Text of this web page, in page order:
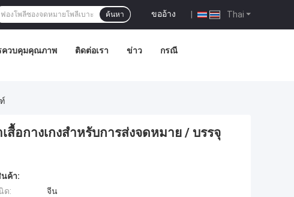
Thai
ขออ้าง |
ค้นหา
ควบคุมคุณภาพ ติดต่อเรา ข่าว กรณี
สื้อกางเกงสำหรับการส่งจดหมาย / บรรจุ
นค้า:
ด:
จีน